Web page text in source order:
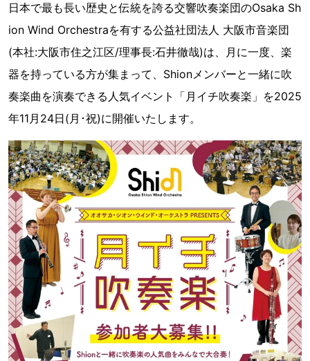
日本で最も長い歴史と伝統を誇る交響吹奏楽団のOsaka Sh
ion Wind Orchestraを有する公益社団法人 大阪市音楽団
(本社:大阪市住之江区/理事長:石井徹哉)は、月に一度、楽
器を持っている方が集まって、Shionメンバーと一緒に吹
奏楽曲を演奏できる人気イベント「月イチ吹奏楽」を2025
年11月24日(月･祝)に開催いたします。